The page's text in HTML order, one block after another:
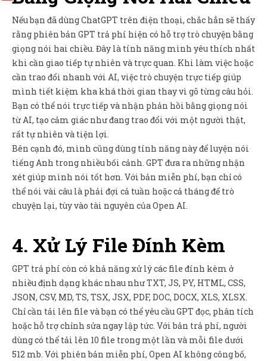
Nếu bạn đã dùng ChatGPT trên điện thoại, chắc hẳn sẽ thấy
rằng phiên bản GPT trả phí hiện có hỗ trợ trò chuyện bằng
giọng nói hai chiều. Đây là tính năng mình yêu thích nhất
khi cần giao tiếp tự nhiên và trực quan. Khi làm việc hoặc
cần trao đổi nhanh với AI, việc trò chuyện trực tiếp giúp
mình tiết kiệm kha khá thời gian thay vì gõ từng câu hỏi.
Bạn có thể nói trực tiếp và nhận phản hồi bằng giọng nói
từ AI, tạo cảm giác như đang trao đổi với một người thật,
rất tự nhiên và tiện lợi.
Bên cạnh đó, mình cũng dùng tính năng này để luyện nói
tiếng Anh trong nhiều bối cảnh. GPT đưa ra những nhận
xét giúp mình nói tốt hơn. Với bản miễn phí, bạn chỉ có
thể nói vài câu là phải đợi cả tuần hoặc cả tháng để trò
chuyện lại, tùy vào tài nguyên của Open AI.
4. Xử Lý File Đính Kèm
GPT trả phí còn có khả năng xử lý các file đính kèm ở
nhiều định dạng khác nhau như TXT, JS, PY, HTML, CSS,
JSON, CSV, MD, TS, TSX, JSX, PDF, DOC, DOCX, XLS, XLSX.
Chỉ cần tải lên file và bạn có thể yêu cầu GPT đọc, phân tích
hoặc hỗ trợ chỉnh sửa ngay lập tức. Với bản trả phí, người
dùng có thể tải lên 10 file trong một lần và mỗi file dưới
512 mb. Với phiên bản miễn phí, Open AI không công bố,